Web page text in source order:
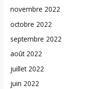
novembre 2022
octobre 2022
septembre 2022
août 2022
juillet 2022
juin 2022